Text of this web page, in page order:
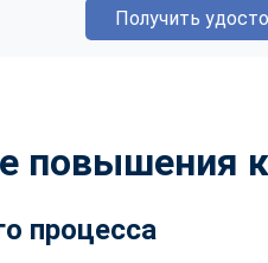
Получить
повышения
процесса